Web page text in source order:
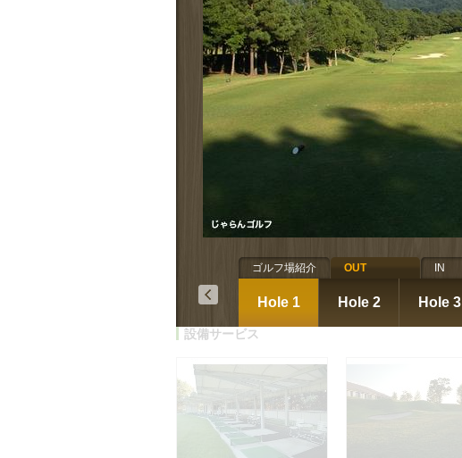
ゴルフ場紹介 OUT IN
Hole 1 Hole 2 Hole 3
拡大する 拡大する
拡大する 拡大する
設備サービス